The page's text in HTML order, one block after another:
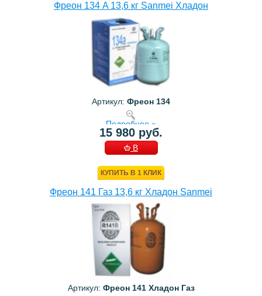
Фреон 134 A 13,6 кг Sanmei Хладон
Артикул: Фреон 134
Подробнее »
15 980 руб.
В
КУПИТЬ В 1 КЛИК
Фреон 141 Газ 13,6 кг Хладон Sanmei
Артикул: Фреон 141 Хладон Газ